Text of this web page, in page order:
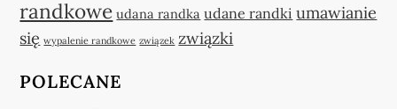
randkowe udana randka udane randki umawianie
się wypalenie randkowe związek związki
POLECANE